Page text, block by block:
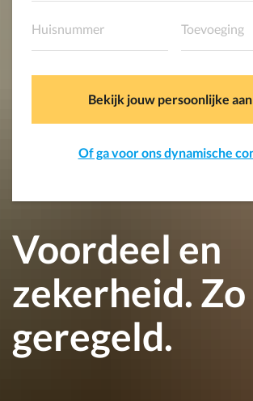
Voordeel en
zekerheid. Zo
geregeld.
Bekijk jouw persoonlijke
Of ga voor ons dynamische